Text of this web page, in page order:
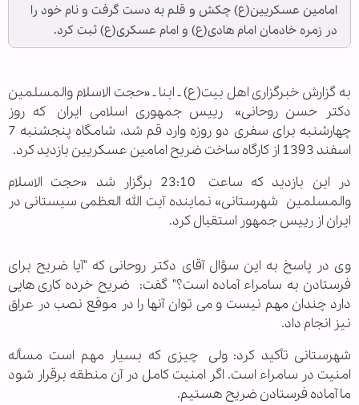
امامین عسکریین(ع) چکش و قلم به دست گرفت و نام خود را
در زمره خادمان امام هادی(ع) و امام عسکری(ع) ثبت کرد.
به گزارش خبرگزاری اهل بیت(ع) ـ ابنا ـ «حجت الاسلام والمسلمین
دکتر حسن روحانی» رییس جمهوری اسلامی ایرانکه روز
چهارشنبه برای سفری دو روزه وارد قم شد، شامگاه پنجشنبه 7
اسفند 1393 از کارگاه ساخت ضریح امامین عسکریین بازدید کرد
.
در این بازدید که ساعت
23:10 برگزار شد «حجت الاسلام
والمسلمین شهرستانی» نماینده آیت الله العظمی سیستانی در
ایران از رییس جمهور استقبال کرد.
وی در پاسخ به این سؤال آقای دکتر روحانی که "آیا ضریح برای
فرستادن به سامراء آماده است؟" گفت: ضریح خرده کاری هایی
دارد چندان مهم نیست و می توان آنها را در موقع نصب در عراق
نیز انجام داد.
شهرستانی تأکید کرد: ولی چیزی که بسیار مهم است مسأله
امنیت در سامراء است. اگر امنیت کامل در آن منطقه برقرار شود
ما آماده فرستادن ضریح هستیم.